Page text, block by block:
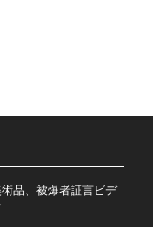
品、被爆者証言ビデ